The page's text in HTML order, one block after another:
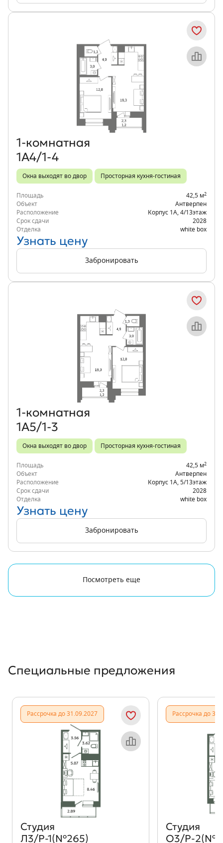
Объект месяца
1‑комнатная
1А4/1-4
Окна выходят во двор Просторная кухня-гостиная
Площадь 42,5 м2
Объект
Антверпен
Расположение
Корпус 1А 4/13этаж
Срок сдачи
2028
Отделка
white box
Узнать цену
Забронировать
Объект месяца
1‑комнатная
1А5/1-3
Окна выходят во двор Просторная кухня-гостиная
Площадь 42,5 м2
Объект
Антверпен
Расположение
Корпус 1А 5/13этаж
Срок сдачи
2028
Отделка
white box
Узнать цену
Забронировать
Посмотреть еще
Специальные предложения
Рассрочка до 31.09.2027
Объект месяца
Студия
Л3/Р-1(№265)
Рассрочка до
Студия
О3/Р-